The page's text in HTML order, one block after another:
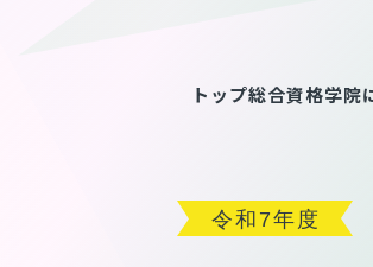
トップ総合資格学院